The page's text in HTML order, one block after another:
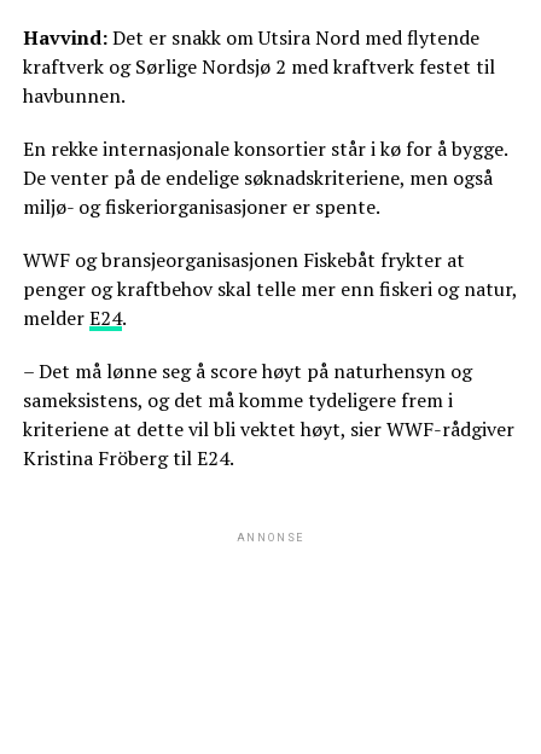
Havvind:Det er snakk om Utsira Nord med flytende
kraftverk og Sørlige Nordsjø 2 med kraftverk festet til
havbunnen.
En rekke internasjonale konsortier står i kø for å bygge.
De venter på de endelige søknadskriteriene, men også
miljø- og fiskeriorganisasjoner er spente.
WWF og bransjeorganisasjonen Fiskebåt frykter at
penger og kraftbehov skal telle mer enn fiskeri og natur,
melderE24.
– Det må lønne seg å score høyt på naturhensyn og
sameksistens, og det må komme tydeligere frem i
kriteriene at dette vil bli vektet høyt, sier WWF-rådgiver
Kristina Fröberg til E24.
ANNONSE